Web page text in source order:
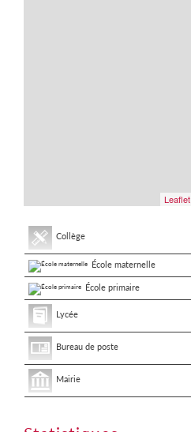
Leaflet
Collège
École maternelle
École primaire
Lycée
Bureau de poste
Mairie